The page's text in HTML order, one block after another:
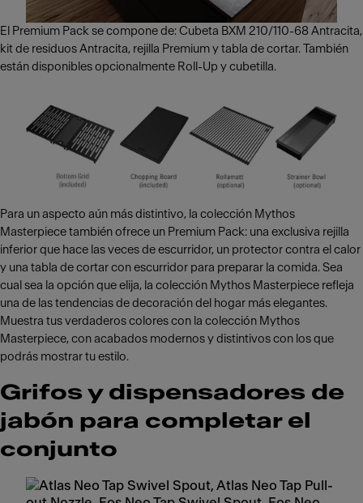
El Premium Pack se compone de: Cubeta BXM 210/110-68 Antracita,
kit de residuos Antracita, rejilla Premium y tabla de cortar. También
están disponibles opcionalmente Roll-Up y cubetilla.
Para un aspecto aún más distintivo, la colección Mythos
Masterpiece también ofrece un Premium Pack: una exclusiva rejilla
inferior que hace las veces de escurridor, un protector contra el calor
y una tabla de cortar con escurridor para preparar la comida. Sea
cual sea la opción que elija, la colección Mythos Masterpiece refleja
una de las tendencias de decoración del hogar más elegantes.
Muestra tus verdaderos colores con la colección Mythos
Masterpiece, con acabados modernos y distintivos con los que
podrás mostrar tu estilo.
Grifos y dispensadores de
jabón para completar el
conjunto